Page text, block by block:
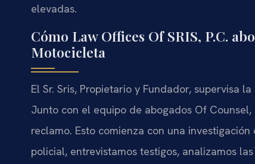
elevadas.
Cómo Law Offices Of SRIS, P.C.
Motocicleta
El Sr. Sris, Propietario y Fundador, supervisa
Junto con el equipo de abogados Of
reclamo. Esto comienza con una
policial, entrevistamos testigos, analizamos